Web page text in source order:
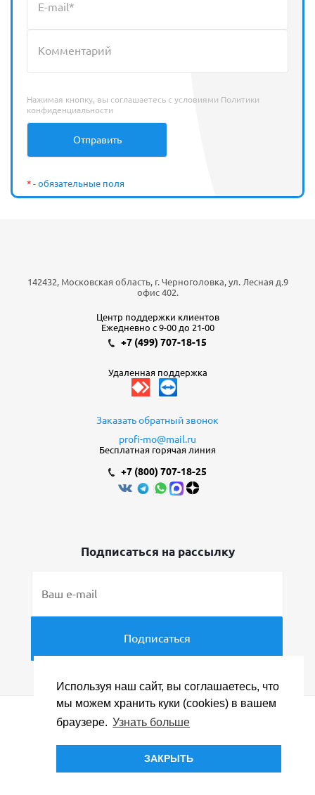
Используя наш сайт, вы соглашаетесь, что
мы можем хранить куки (cookies) в вашем
браузере. Узнать больше
ЗАКРЫТЬ
Нажимая кнопку, вы соглашаетесь с условиями Политики
конфиденциальности
* - обязательные поля
142432, Московская область, г. Черноголовка, ул. Лесная д.9
офис 402.
Центр поддержки клиентов
Ежедневно с 9-00 до 21-00
+7 (499) 707-18-15
Удаленная поддержка
Заказать обратный звонок
profi-mo@mail.ru
Бесплатная горячая линия
+7 (800) 707-18-25
Подписаться на рассылку
© «ПРОФИ Менеджер», ИНН 5031082309, 2008 - 2026
Политика конфиденциальности
Политика в отношении обработки персональных